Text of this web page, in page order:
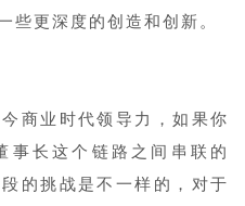
些更深度的创造和创新。
商业时代领导力，如果你
事长这个链路之间串联的
的挑战是不一样的，对于